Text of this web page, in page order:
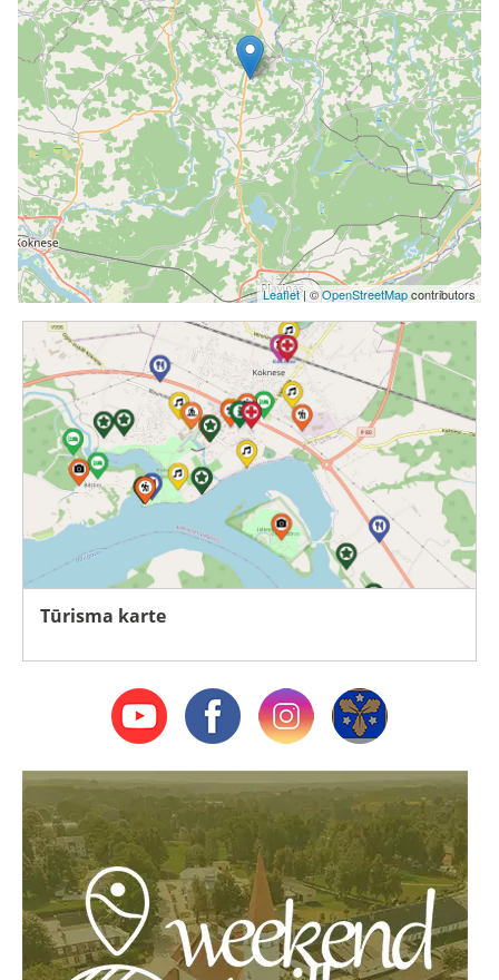
Leaflet| ©OpenStreetMapcontributors
Tūrisma karte